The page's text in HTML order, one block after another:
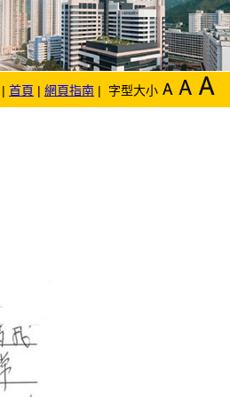
| 首頁 | 網頁指南 | 字型大小